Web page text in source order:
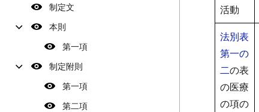
制定文
本則
第一項
制定附則
第一項
第二項
活動
法別表
第一の
二の表
の医療
の項の